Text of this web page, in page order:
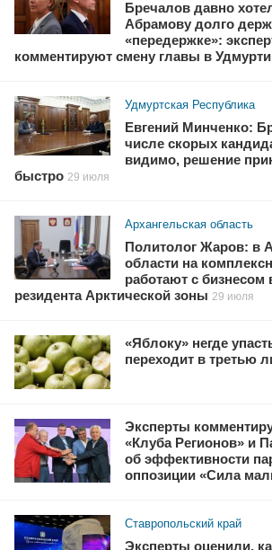
Бречалов давно
Абрамову долго
«передержке»:
комментируют смену главы в
Удмуртская Республика
Евгений Минченко:
числе скорых
видимо, решение
быстро 29 июля
Архангельская область
Политолог Жаров: в
области на
работают с бизнесом
резидента Арктической зоны 29 июля
«Яблоку» негде
переходит в третью
Эксперты
«Клуба Регионов» и
об эффективности
оппозиции «Сила
Ставропольский край
Эксперты оценили,